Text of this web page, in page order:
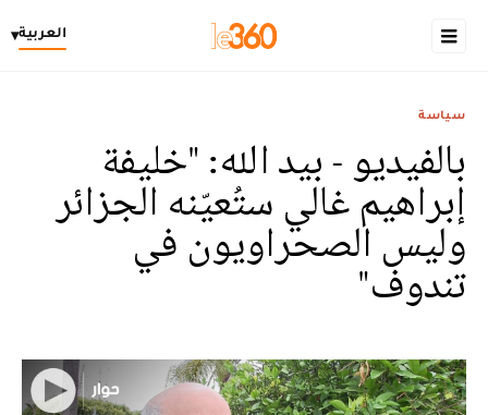
العربية▾
سياسة
بالفيديو - بيد الله: "خليفة
إبراهيم غالي ستُعيّنه الجزائر
وليس الصحراويون في
تندوف"